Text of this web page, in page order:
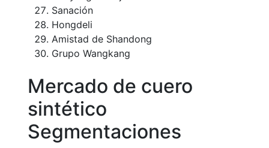
Sanación
Hongdeli
Amistad de Shandong
Grupo Wangkang
Mercado de cuero
sintético
Segmentaciones